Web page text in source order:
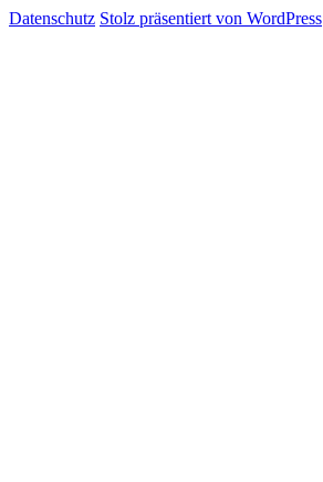
Datenschutz Stolz präsentiert von WordPress